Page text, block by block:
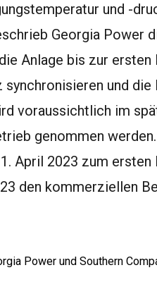
und -
Georgia Power
Anlage bis zur
und
voraussichtlich im
genommen
April 2023 zum
den kommerziellen
Power und Southern